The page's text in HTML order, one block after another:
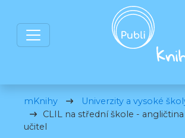
mKnihy
Univerzity a vysoké
CLIL na střední škole - angličtina
učitel